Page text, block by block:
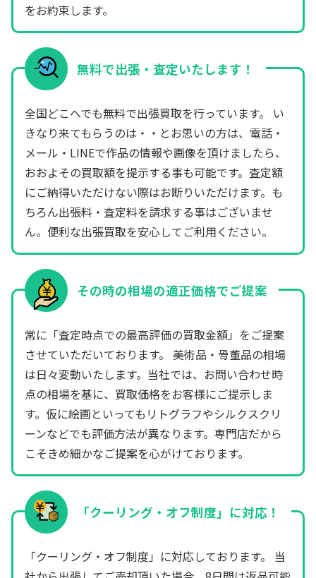
をお約束します。
無料で出張・査定いたします！
全国どこへでも無料で出張買取を行っています。 い
きなり来てもらうのは・・とお思いの方は、電話・
メール・LINEで作品の情報や画像を頂けましたら、
おおよその買取額を提示する事も可能です。査定額
にご納得いただけない際はお断りいただけます。も
ちろん出張料・査定料を請求する事はございませ
ん。便利な出張買取を安心してご利用ください。
その時の相場の適正価格でご提案
常に「査定時点での最高評価の買取金額」をご提案
させていただいております。 美術品・骨董品の相場
は日々変動いたします。当社では、お問い合わせ時
点の相場を基に、買取価格をお客様にご提示しま
す。仮に絵画といってもリトグラフやシルクスクリ
ーンなどでも評価方法が異なります。専門店だから
こそきめ細かなご提案を心がけております。
「クーリング・オフ制度」に対応！
「クーリング・オフ制度」に対応しております。 当